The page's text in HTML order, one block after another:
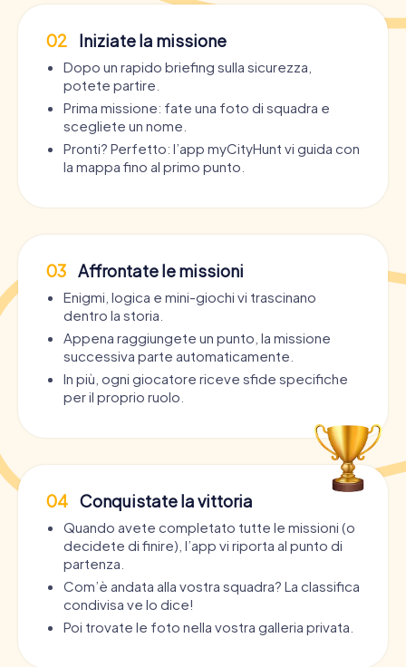
02 Iniziate la missione
Dopo un rapido briefing sulla sicurezza,
potete partire.
Prima missione: fate una foto di squadra e
scegliete un nome.
Pronti? Perfetto: l’app myCityHunt vi guida con
la mappa fino al primo punto.
03 Affrontate le missioni
Enigmi, logica e mini-giochi vi trascinano
dentro la storia.
Appena raggiungete un punto, la missione
successiva parte automaticamente.
In più, ogni giocatore riceve sfide specifiche
per il proprio ruolo.
04 Conquistate la vittoria
Quando avete completato tutte le missioni (o
decidete di finire), l’app vi riporta al punto di
partenza.
Com’è andata alla vostra squadra? La classifica
condivisa ve lo dice!
Poi trovate le foto nella vostra galleria privata.